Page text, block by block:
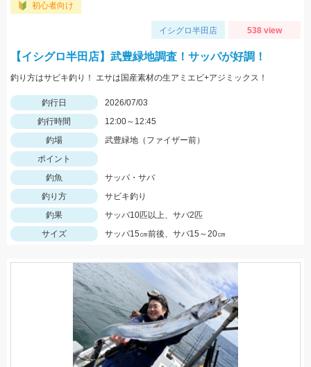
初心者向け
イシグロ半田店 538 view
【イシグロ半田店】武豊緑地調査！サッパが好調！
釣り方はサビキ釣り！ エサは国産素材の生アミエビ+アジミックス！
釣行日
2026/07/03
釣行時間
12:00～12:45
釣場
武豊緑地（ファイザー前）
ポイント
釣魚
サッパ・サバ
釣り方
サビキ釣り
釣果
サッパ10匹以上、サバ2匹
サイズ
サッパ15㎝前後、サバ15～20㎝